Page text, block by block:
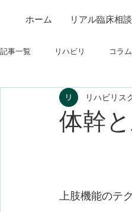
ホーム リアル臨床相談
記事一覧 リハビリ コラム
制度関連 学会
体幹
リハビリス
上肢機能のテ